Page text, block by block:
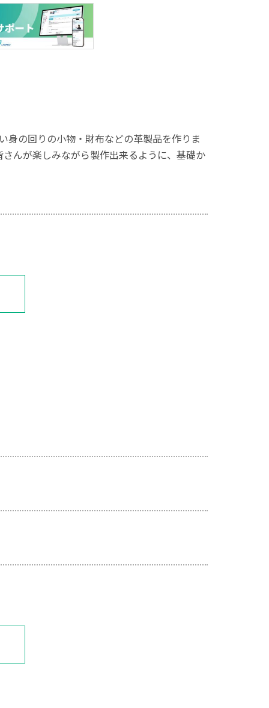
身の回りの小物・財布などの革製品を作りま
んが楽しみながら製作出来るように、基礎か